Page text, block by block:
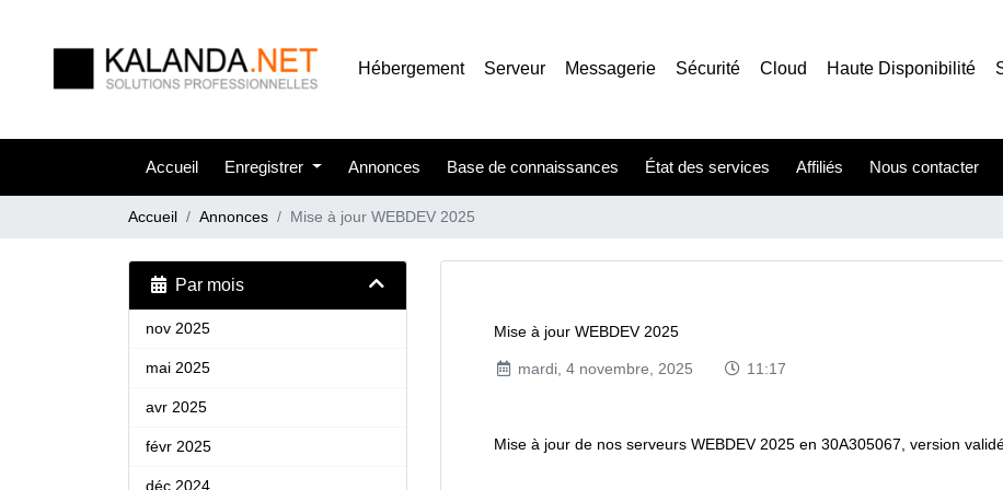
Hébergement Serveur Messagerie Sécurité Cloud Haute Disponibilité
Accueil Enregistrer Annonces Base de connaissances État des services Affiliés Nous contacter
Accueil Annonces Mise à jour WEBDEV 2025
Par mois
nov 2025
mai 2025
avr 2025
févr 2025
déc 2024
Mise à jour WEBDEV 2025
mardi, 4 novembre, 2025 11:17
Mise à jour de nos serveurs WEBDEV 2025 en 30A305067, version